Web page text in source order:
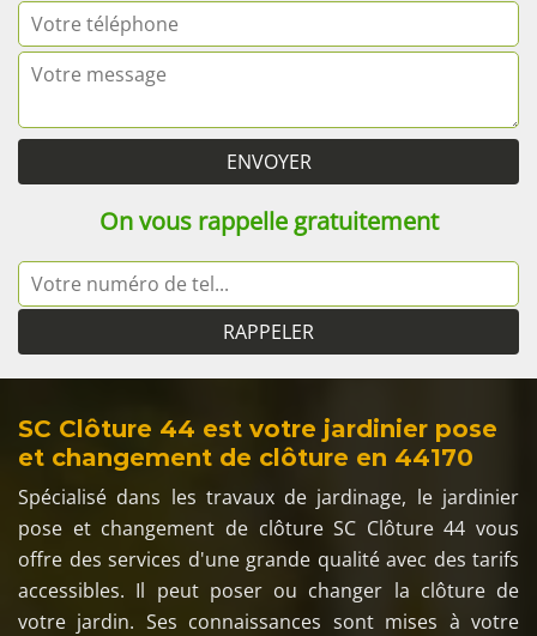
On vous rappelle gratuitement
SC Clôture 44 est votre jardinier pose
et changement de clôture en 44170
Spécialisé dans les travaux de jardinage, le jardinier
pose et changement de clôture SC Clôture 44 vous
offre des services d'une grande qualité avec des tarifs
accessibles. Il peut poser ou changer la clôture de
votre jardin. Ses connaissances sont mises à votre